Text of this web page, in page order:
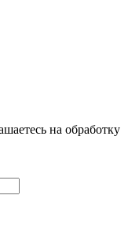
на обработку